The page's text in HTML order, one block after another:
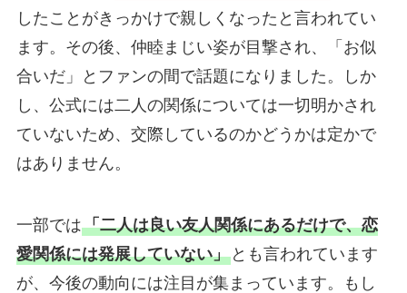
したことがきっかけで親しくなったと言われてい
ます。その後、仲睦まじい姿が目撃され、「お似
合いだ」とファンの間で話題になりました。しか
し、公式には二人の関係については一切明かされ
ていないため、交際しているのかどうかは定かで
はありません。
一部では「二人は良い友人関係にあるだけで、恋
愛関係には発展していない」とも言われています
が、今後の動向には注目が集まっています。もし